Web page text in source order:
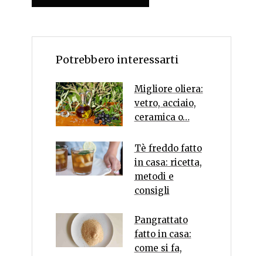
Potrebbero interessarti
Migliore oliera:
vetro, acciaio,
ceramica o…
Tè freddo fatto
in casa: ricetta,
metodi e
consigli
Pangrattato
fatto in casa:
come si fa,